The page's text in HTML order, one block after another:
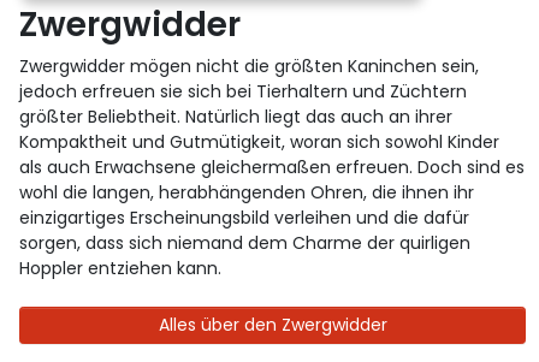
Zwergwidder
Zwergwidder mögen nicht die größten Kaninchen sein,
jedoch erfreuen sie sich bei Tierhaltern und Züchtern
größter Beliebtheit. Natürlich liegt das auch an ihrer
Kompaktheit und Gutmütigkeit, woran sich sowohl Kinder
als auch Erwachsene gleichermaßen erfreuen. Doch sind es
wohl die langen, herabhängenden Ohren, die ihnen ihr
einzigartiges Erscheinungsbild verleihen und die dafür
sorgen, dass sich niemand dem Charme der quirligen
Hoppler entziehen kann.
Alles über den Zwergwidder